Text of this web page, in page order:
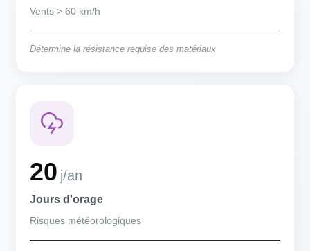
Vents > 60 km/h
Détermine la résistance requise des matériaux
20 j/an
Jours d'orage
Risques météorologiques